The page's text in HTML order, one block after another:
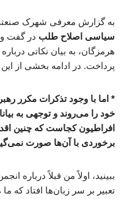
به گزارش معرفی شهرک
سیاسی اصلاح طلب در گفت
هرمزگان، به بیان نکاتی
پرداخت. در ادامه بخشی از
* اما با وجود تذکرات مکرر
خود را می‌روند و توجهی به
افراطیون کجاست که چنین
برخوردی با آن‌ها صورت
ببینید، اولاً من قبلاً درباره
تعبیر بر سر زبان‌ها افتاد که